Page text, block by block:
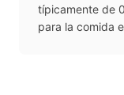
típicamente de
para la comida